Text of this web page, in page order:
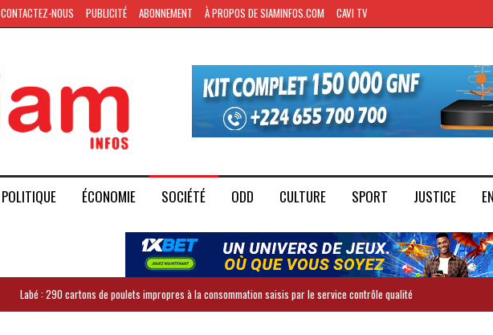
CONTACTEZ-NOUS PUBLICITÉ ABONNEMENT À PROPOS DE SIAMINFOS.COM CAVI TV
POLITIQUE ÉCONOMIE SOCIÉTÉ ODD CULTURE SPORT JUSTICE
Labé : 290 cartons de poulets impropres à la consommation saisis par le service contrôle qualité